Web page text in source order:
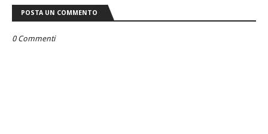
POSTA UN COMMENTO
0 Commenti